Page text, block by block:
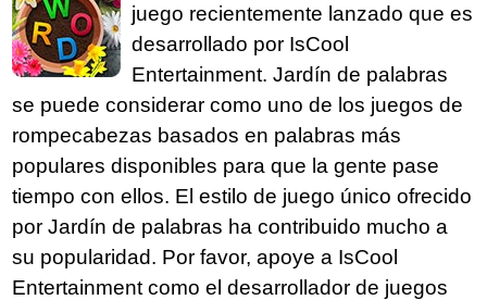
juego recientemente lanzado que es
desarrollado por IsCool
Entertainment. Jardín de palabras
se puede considerar como uno de los juegos de
rompecabezas basados en palabras más
populares disponibles para que la gente pase
tiempo con ellos. El estilo de juego único ofrecido
por Jardín de palabras ha contribuido mucho a
su popularidad. Por favor, apoye a IsCool
Entertainment como el desarrollador de juegos